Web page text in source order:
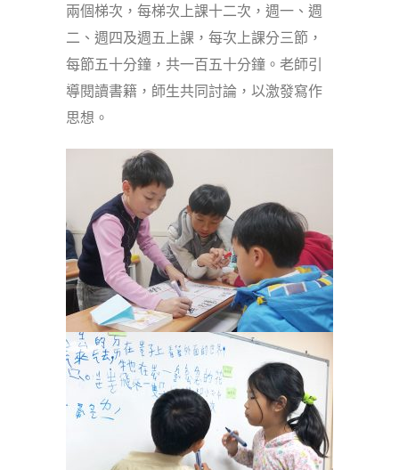
兩個梯次，每梯次上課十二次，週一、週
二、週四及週五上課，每次上課分三節，
每節五十分鐘，共一百五十分鐘。老師引
導閱讀書籍，師生共同討論，以激發寫作
思想。